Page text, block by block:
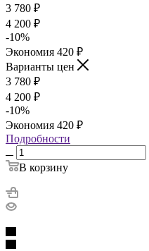
3 780 ₽
4 200 ₽
-10%
Экономия 420 ₽
Варианты цен
3 780 ₽
4 200 ₽
-10%
Экономия 420 ₽
Подробности
В корзину